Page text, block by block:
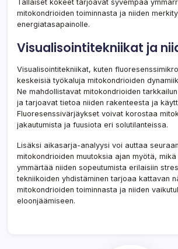
Tällaiset kokeet tarjoavat syvempää
mitokondrioiden toiminnasta ja niiden
energiatasapainolle.
Visualisointitekniikat ja
Visualisointitekniikat, kuten
keskeisiä työkaluja mitokondrioiden
Ne mahdollistavat mitokondrioiden
ja tarjoavat tietoa niiden rakenteesta ja
Fluoresenssivärjäykset voivat korostaa
jakautumista ja fuusiota eri solutilanteissa.
Lisäksi aikasarja-analyysi voi auttaa
mitokondrioiden muutoksia ajan myötä,
ymmärtää niiden sopeutumista erilaisiin
tekniikoiden yhdistäminen tarjoaa kattavan
mitokondrioiden toiminnasta ja niiden
eloonjäämiseen.